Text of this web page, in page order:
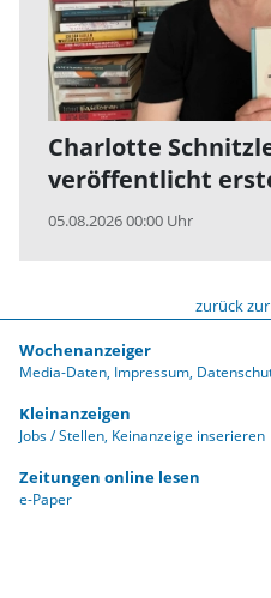
Charlotte
veröffentlicht
05.08.2026 00:00 Uhr
zurück
Wochenanzeiger
Media-Daten Impressum
Kleinanzeigen
Jobs / Stellen Keinanzeige inserieren
Zeitungen online lesen
e-Paper